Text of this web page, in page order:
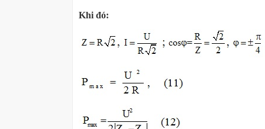
Khi đó: